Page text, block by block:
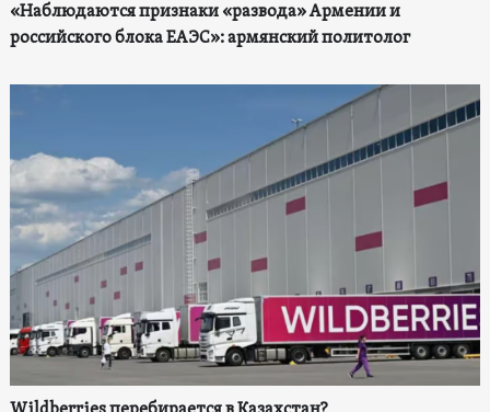
«Наблюдаются признаки «развода» Армении и
российского блока ЕАЭС»: армянский политолог